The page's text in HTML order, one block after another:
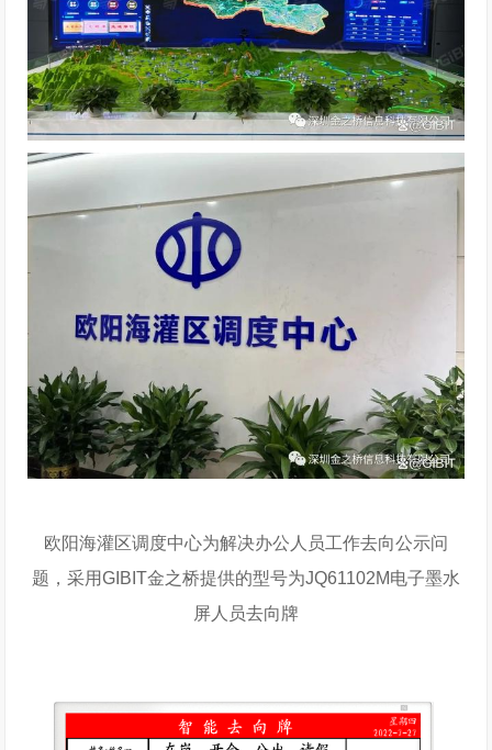
欧阳海灌区调度中心为解决办公人员工作去向公示问
题，采用GIBIT金之桥提供的型号为JQ61102M电子墨水
屏人员去向牌